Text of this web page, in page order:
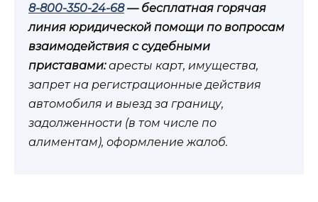
8-800-350-24-68— бесплатная горячая
линия юридической помощи по вопросам
взаимодействия с судебными
приставами:аресты карт, имущества,
запрет на регистрационные действия
автомобиля и выезд за границу,
задолженности (в том числе по
алиментам), оформление жалоб.